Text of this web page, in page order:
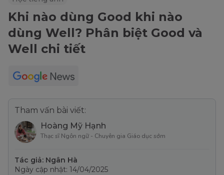
Khi nào dùng Good khi nào
dùng Well? Phân biệt Good và
Well chi tiết
Tham vấn bài viết:
Hoàng Mỹ Hạnh
Thạc sĩ Ngôn ngữ - Chuyên gia Giáo dục sớm
Tác giả: Ngân Hà
Ngày cập nhật: 14/04/2025